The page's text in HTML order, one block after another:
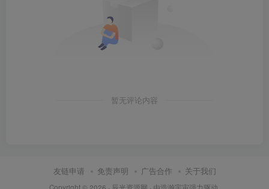
暂无评论内容
友链申请 免责声明 广告合作 关于我们